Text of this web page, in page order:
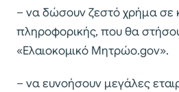
– να δώσουν ζεστό χρήμα σε
πληροφορικής, που θα
«Ελαιοκομικό Μητρώο.gov».
– να ευνοήσουν μεγάλες